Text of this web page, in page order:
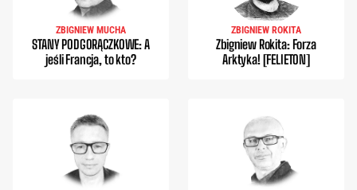
ZBIGNIEW MUCHA
STANY PODGORĄCZKOWE: A
jeśli Francja, to kto?
ZBIGNIEW ROKITA
Zbigniew Rokita: Forza
Arktyka! [FELIETON]